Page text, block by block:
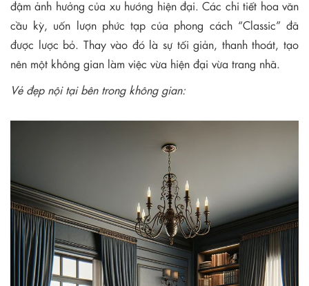
đậm ảnh hưởng của xu hướng hiện đại. Các chi tiết hoa văn
cầu kỳ, uốn lượn phức tạp của phong cách “Classic” đã
được lược bỏ. Thay vào đó là sự tối giản, thanh thoát, tạo
nên một không gian làm việc vừa hiện đại vừa trang nhã.
Vẻ đẹp nội tại bên trong không gian: